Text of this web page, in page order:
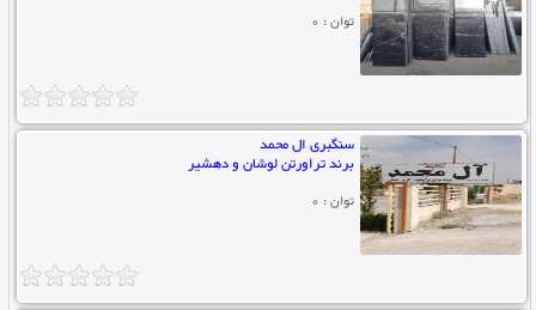
توان : 0
سنگبری ال محمد
برند تراورتن لوشان و دهشیر
توان : 0